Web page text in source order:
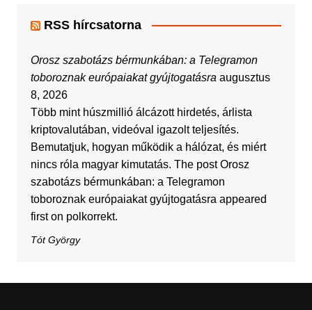
RSS hírcsatorna
Orosz szabotázs bérmunkában: a Telegramon
toboroznak európaiakat gyújtogatásra augusztus
8, 2026
Több mint húszmillió álcázott hirdetés, árlista
kriptovalutában, videóval igazolt teljesítés.
Bemutatjuk, hogyan működik a hálózat, és miért
nincs róla magyar kimutatás. The post Orosz
szabotázs bérmunkában: a Telegramon
toboroznak európaiakat gyújtogatásra appeared
first on polkorrekt.
Tót György